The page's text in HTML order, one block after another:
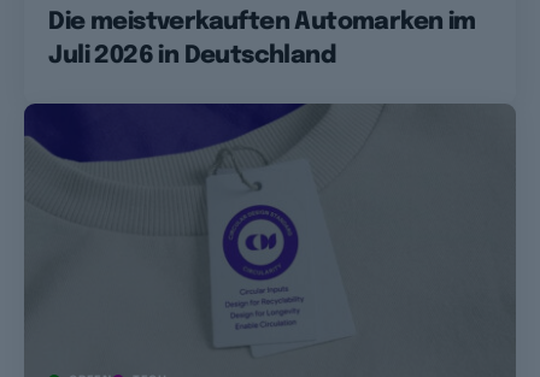
Die meistverkauften Automarken im
Juli 2026 in Deutschland